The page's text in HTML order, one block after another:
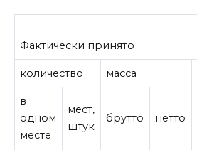
Фактически принято
количество
масса
в
одном
месте
мест,
штук
брутто нетто